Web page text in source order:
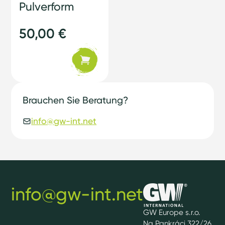
Pulverform
50,00 €
Brauchen Sie Beratung?
info@gw-int.net
GW Europe s.r.o.
info@gw-int.net